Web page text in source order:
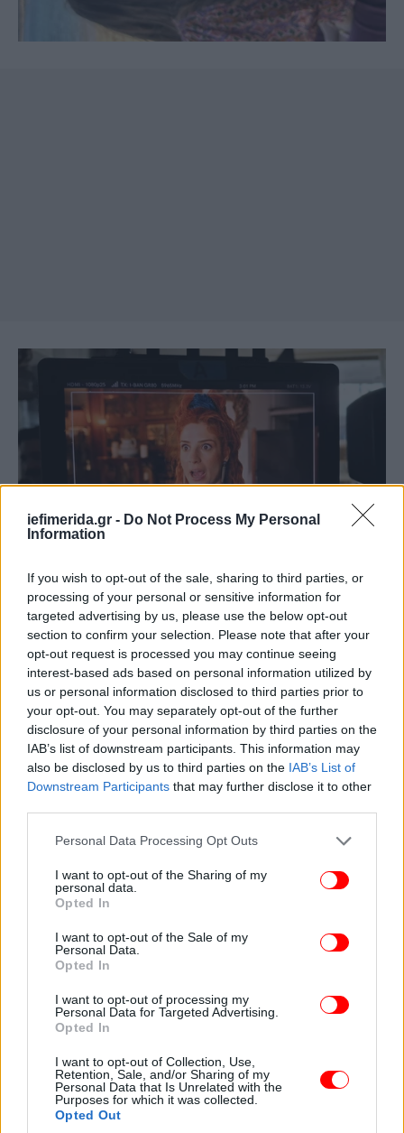
iefimerida.gr - Do Not Process My Personal
Information
If you wish to opt-out of the sale, sharing to third parties, or
processing of your personal or sensitive information for
targeted advertising by us, please use the below opt-out
section to confirm your selection. Please note that after your
opt-out request is processed you may continue seeing
interest-based ads based on personal information utilized by
us or personal information disclosed to third parties prior to
your opt-out. You may separately opt-out of the further
disclosure of your personal information by third parties on the
IAB’s list of downstream participants. This information may
also be disclosed by us to third parties on the IAB’s List of
Downstream Participants that may further disclose it to other
Please note that this website/app uses one or more Google
not limited to your visit or usage behaviour. You may click to
grant or deny consent to Google and its third-party tags to
use your data for below specified purposes in below Google
consent section.
Personal Data Processing Opt Outs
I want to opt-out of the Sharing of my
personal data.
Opted In
I want to opt-out of the Sale of my
Personal Data.
Opted In
I want to opt-out of processing my
Personal Data for Targeted Advertising.
Opted In
I want to opt-out of Collection, Use,
Retention, Sale, and/or Sharing of my
Personal Data that Is Unrelated with the
Purposes for which it was collected.
Opted Out